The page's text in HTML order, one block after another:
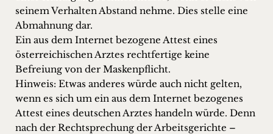
seinem Verhalten Abstand nehme. Dies stelle eine
Abmahnung dar.
Ein aus dem Internet bezogene Attest eines
österreichischen Arztes rechtfertige keine
Befreiung von der Maskenpflicht.
Hinweis: Etwas anderes würde auch nicht gelten,
wenn es sich um ein aus dem Internet bezogenes
Attest eines deutschen Arztes handeln würde. Denn
nach der Rechtsprechung der Arbeitsgerichte –